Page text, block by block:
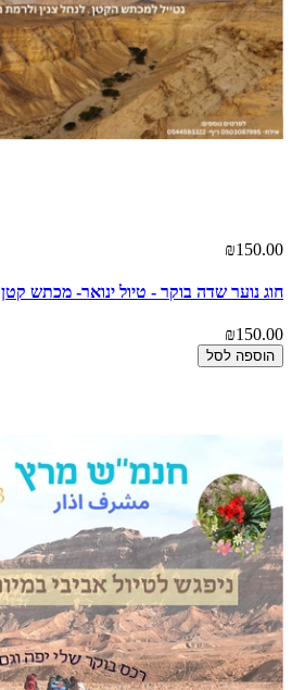
₪150.00
חוג נוער שדה בוקר - טיול ינואר- מכתש קטן
₪150.00
הוספה לסל